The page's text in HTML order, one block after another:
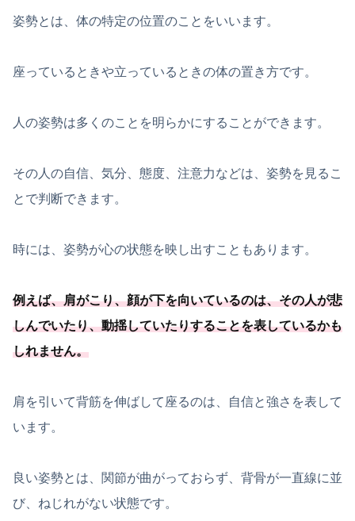
姿勢とは、体の特定の位置のことをいいます。
座っているときや立っているときの体の置き方です。
人の姿勢は多くのことを明らかにすることができます。
その人の自信、気分、態度、注意力などは、姿勢を見るこ
とで判断できます。
時には、姿勢が心の状態を映し出すこともあります。
例えば、肩がこり、顔が下を向いているのは、その人が悲
しんでいたり、動揺していたりすることを表しているかも
しれません。
肩を引いて背筋を伸ばして座るのは、自信と強さを表して
います。
良い姿勢とは、関節が曲がっておらず、背骨が一直線に並
び、ねじれがない状態です。